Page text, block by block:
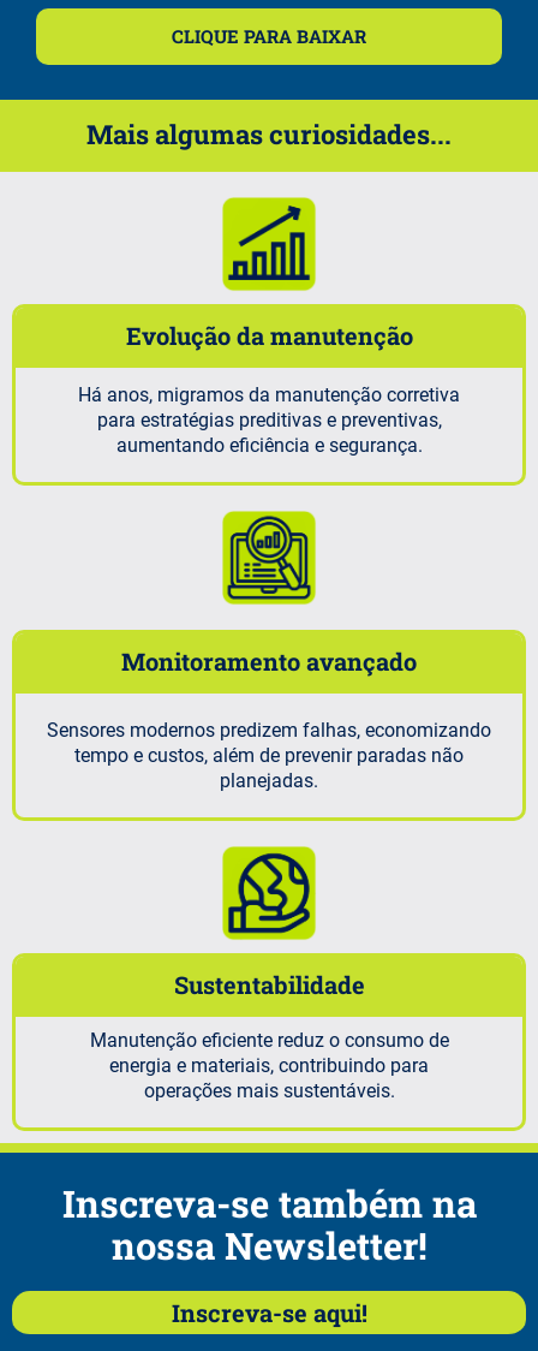
CLIQUE PARA BAIXAR
Mais algumas curiosidades...
Evolução da manutenção
Há anos, migramos da manutenção corretiva
para estratégias preditivas e preventivas,
aumentando eficiência e segurança.
Monitoramento avançado
Sensores modernos predizem falhas, economizando
tempo e custos, além de prevenir paradas não
planejadas.
Sustentabilidade
Manutenção eficiente reduz o consumo de
energia e materiais, contribuindo para
operações mais sustentáveis.
Inscreva-se também na
nossa Newsletter!
Inscreva-se aqui!